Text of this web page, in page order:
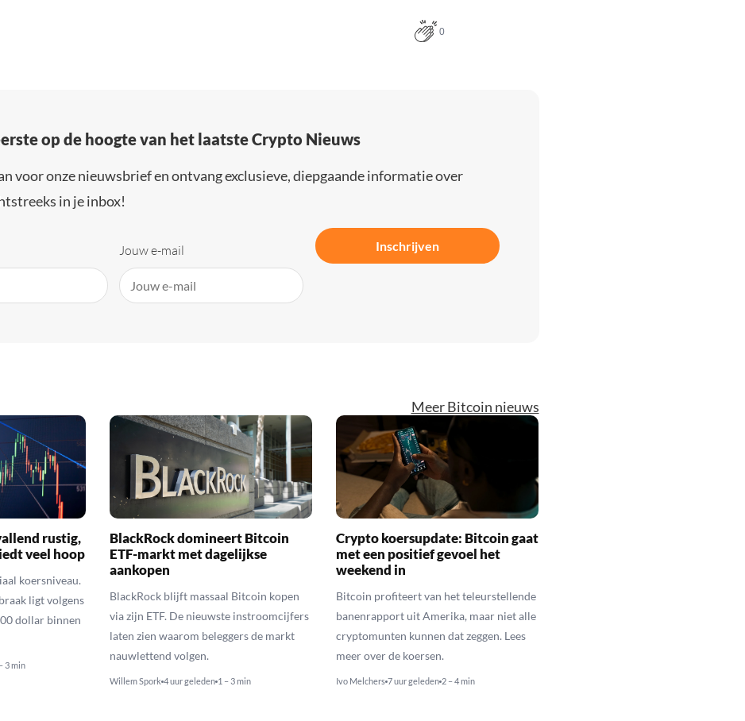
0
op de hoogte van het laatste Crypto Nieuws
voor onze nieuwsbrief en ontvang exclusieve, diepgaande informatie over
in je inbox!
Jouw e-mail Inschrijven
Meer Bitcoin nieuws
rustig,
veel hoop
koersniveau.
ligt volgens
dollar binnen
3 min
BlackRock domineert Bitcoin
ETF-markt met dagelijkse
aankopen
BlackRock blijft massaal Bitcoin kopen
via zijn ETF. De nieuwste instroomcijfers
laten zien waarom beleggers de markt
nauwlettend volgen.
Willem Spork 4 uur geleden 1 – 3 min
Crypto koersupdate: Bitcoin gaat
met een positief gevoel het
weekend in
Bitcoin profiteert van het teleurstellende
banenrapport uit Amerika, maar niet alle
cryptomunten kunnen dat zeggen. Lees
meer over de koersen.
Ivo Melchers 7 uur geleden 2 – 4 min